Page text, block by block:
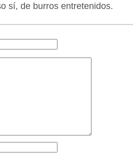
sí, de burros entretenidos.